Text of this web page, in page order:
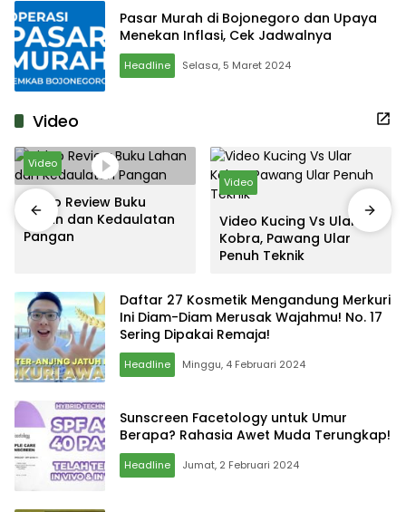
Pasar Murah di Bojonegoro dan Upaya
Menekan Inflasi, Cek Jadwalnya
Headline Selasa, 5 Maret 2024
Video
Video
Video Review Buku
Lahan dan Kedaulatan
Pangan
Video
Video Kucing Vs Ular
Kobra, Pawang Ular
Penuh Teknik
Daftar 27 Kosmetik Mengandung Merkuri
Ini Diam-Diam Merusak Wajahmu! No. 17
Sering Dipakai Remaja!
Headline Minggu, 4 Februari 2024
Sunscreen Facetology untuk Umur
Berapa? Rahasia Awet Muda Terungkap!
Headline Jumat, 2 Februari 2024